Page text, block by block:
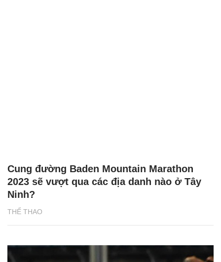
THỂ THAO
Cung đường Baden Mountain Marathon
2023 sẽ vượt qua các địa danh nào ở Tây
Ninh?